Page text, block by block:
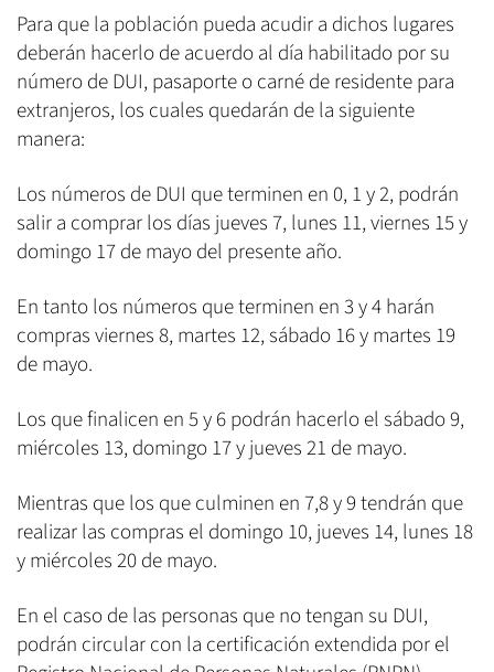
Para que la población pueda acudir a dichos lugares
deberán hacerlo de acuerdo al día habilitado por su
número de DUI, pasaporte o carné de residente para
extranjeros, los cuales quedarán de la siguiente
manera:
Los números de DUI que terminen en 0, 1 y 2, podrán
salir a comprar los días jueves 7, lunes 11, viernes 15 y
domingo 17 de mayo del presente año.
En tanto los números que terminen en 3 y 4 harán
compras viernes 8, martes 12, sábado 16 y martes 19
de mayo.
Los que finalicen en 5 y 6 podrán hacerlo el sábado 9,
miércoles 13, domingo 17 y jueves 21 de mayo.
Mientras que los que culminen en 7,8 y 9 tendrán que
realizar las compras el domingo 10, jueves 14, lunes 18
y miércoles 20 de mayo.
En el caso de las personas que no tengan su DUI,
podrán circular con la certificación extendida por el